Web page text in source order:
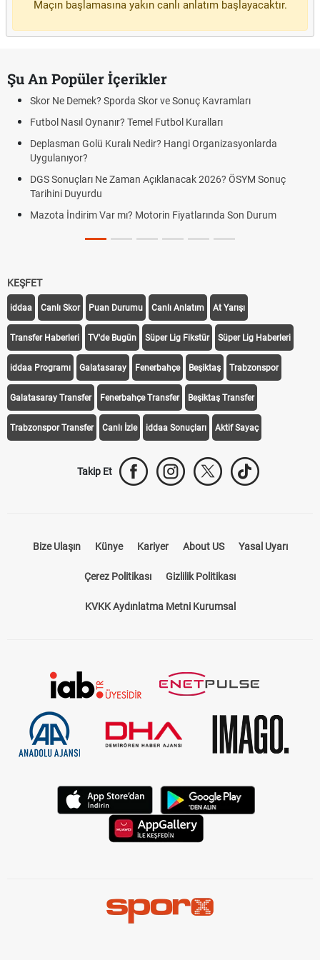
Maçın başlamasına yakın canlı anlatım başlayacaktır.
Şu An Popüler İçerikler
Skor Ne Demek? Sporda Skor ve Sonuç Kavramları
Futbol Nasıl Oynanır? Temel Futbol Kuralları
Deplasman Golü Kuralı Nedir? Hangi Organizasyonlarda
Uygulanıyor?
DGS Sonuçları Ne Zaman Açıklanacak 2026? ÖSYM Sonuç
Tarihini Duyurdu
Mazota İndirim Var mı? Motorin Fiyatlarında Son Durum
KEŞFET
iddaa Canlı Skor Puan Durumu Canlı Anlatım At Yarışı
Transfer Haberleri TV'de Bugün Süper Lig Fikstür Süper Lig Haberleri
iddaa Programı Galatasaray Fenerbahçe Beşiktaş Trabzonspor
Galatasaray Transfer Fenerbahçe Transfer Beşiktaş Transfer
Trabzonspor Transfer Canlı İzle iddaa Sonuçları Aktif Sayaç
Takip Et
Bize Ulaşın Künye Kariyer About US Yasal Uyarı
Çerez Politikası Gizlilik Politikası
KVKK Aydınlatma Metni Kurumsal